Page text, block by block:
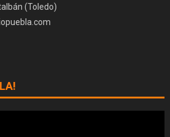
(Toledo)